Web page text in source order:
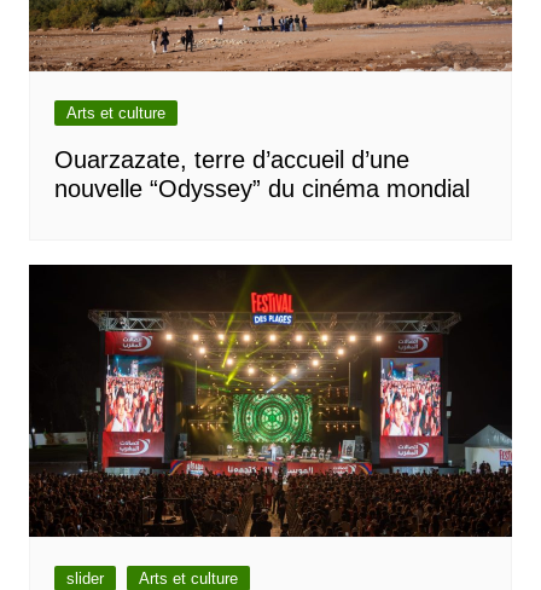
Arts et culture
Ouarzazate, terre d’accueil d’une
nouvelle “Odyssey” du cinéma mondial
slider Arts et culture